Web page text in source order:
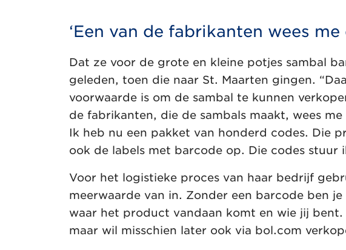
‘Een van de fabrikanten wees me
Dat ze voor de grote en kleine potjes sambal
geleden, toen die naar St. Maarten gingen.
voorwaarde is om de sambal te kunnen
de fabrikanten, die de sambals maakt, wees
Ik heb nu een pakket van honderd codes. Die
ook de labels met barcode op. Die codes stuur
Voor het logistieke proces van haar bedrijf
meerwaarde van in. Zonder een barcode ben
waar het product vandaan komt en wie jij
maar wil misschien later ook via bol.com